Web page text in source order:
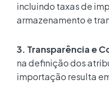
incluindo taxas de
armazenamento e
3. Transparência e
na definição dos
importação resulta